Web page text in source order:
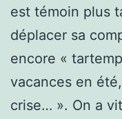
est témoin plus
déplacer sa
encore «
vacances en
crise… ». On a